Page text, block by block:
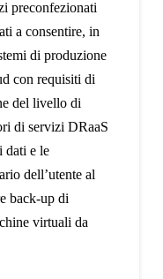
preconfezionati
a consentire, in
di produzione
con requisiti di
del livello di
di servizi DRaaS
dati e le
dell’utente al
back-up di
virtuali da